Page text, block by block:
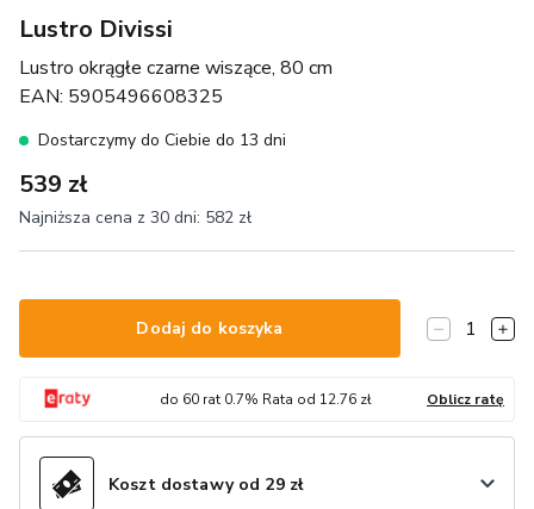
Lustro Divissi
Lustro okrągłe czarne wiszące, 80 cm
EAN: 5905496608325
Dostarczymy do Ciebie do 13 dni
539 zł
Najniższa cena z 30 dni: 582 zł
Dodaj do koszyka 1
do 60 rat 0.7% Rata od 12.76 zł Oblicz ratę
Koszt dostawy od 29 zł